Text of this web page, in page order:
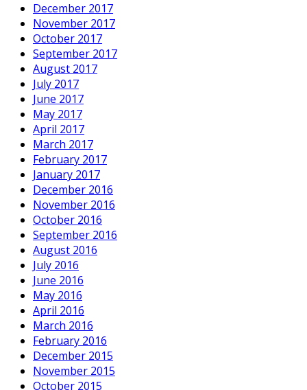
December 2017
November 2017
October 2017
September 2017
August 2017
July 2017
June 2017
May 2017
April 2017
March 2017
February 2017
January 2017
December 2016
November 2016
October 2016
September 2016
August 2016
July 2016
June 2016
May 2016
April 2016
March 2016
February 2016
December 2015
November 2015
October 2015